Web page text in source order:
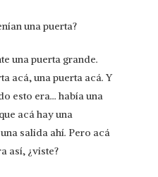
una puerta?
una puerta grande.
acá, una puerta acá. Y
esto era… había una
acá hay una
salida ahí. Pero acá
así, ¿viste?